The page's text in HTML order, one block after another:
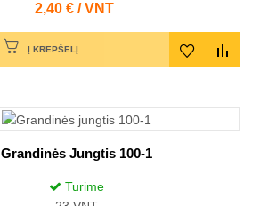
Kaina
2,40 € / VNT
Į KREPŠELĮ
Grandinės Jungtis 100-1
Turime